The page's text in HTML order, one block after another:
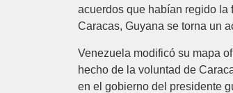
acuerdos que habían regido la
Caracas, Guyana se torna un
Venezuela modificó su mapa
hecho de la voluntad de
en el gobierno del presidente